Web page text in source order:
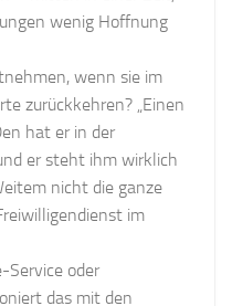
wenig Hoffnung
wenn sie im
zurückkehren? „Einen
hat er in der
er steht ihm wirklich
nicht die ganze
im
Service oder
das mit den